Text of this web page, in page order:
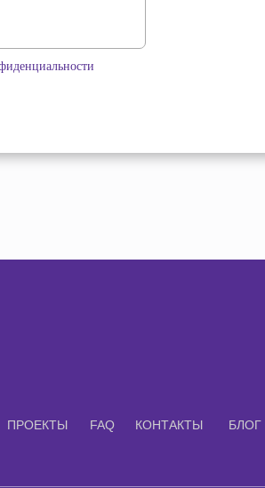
ПРОЕКТЫ FAQ КОНТАКТЫ БЛОГ